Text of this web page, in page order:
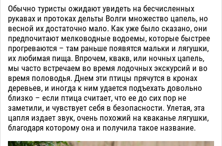
Обычно туристы ожидают увидеть на бесчисленных
рукавах и протоках дельты Волги множество цапель, но
весной их достаточно мало. Как уже было сказано, они
предпочитают мелководные водоемы, которые быстрее
прогреваются – там раньше появятся мальки и лягушки,
их любимая пища. Впрочем, квакв, или ночных цапель,
мы часто встречаем во время лодочных экскурсий и во
время половодья. Днем эти птицы прячутся в кронах
деревьев, и иногда к ним удается подъехать довольно
близко – если птица считает, что ее до сих пор не
заметили, и чувствует себя в безопасности. Улетая, эта
цапля издает звук, очень похожий на кваканье лягушки,
благодаря которому она и получила такое название.